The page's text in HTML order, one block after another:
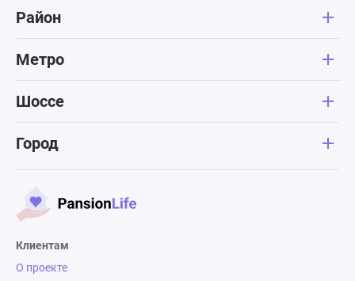
Район
Метро
Шоссе
Город
Клиентам
О проекте